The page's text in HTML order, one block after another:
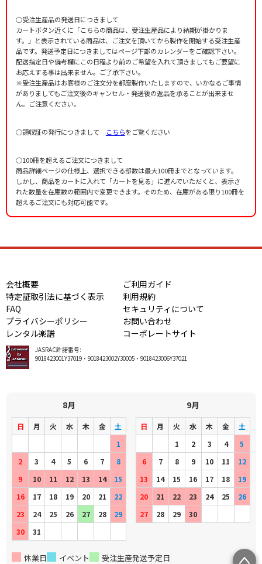
○受注生産品の発送日につきまして
カートボタン近くに「こちらの商品は、受注生産品により納期が掛かりま
す。」と表示されている商品は、ご注文を頂いてから製作を開始する受注生産
品です。発送予定日につきましてはページ下部のカレンダーをご確認下さい。
配送指定日や備考欄にこの日程より前のご希望を入れて頂きましてもご要望に
お応えする事は出来ません。ご了承下さい。
※受注生産品はお客様のご注文分を都度製作いたしますので、いかなるご事情
がありましてもご注文後のキャンセル・発送後の返品を承ることが出来ませ
ん。ご注意ください。
○領収証の発行につきまして こちらをご覧ください
○100冊を超えるご注文につきまして
商品詳細ページの仕様上、選択できる部数は最大100冊までとなっています。
しかし、商品をカートに入れて「カートを見る」に進んでいただくと、表示さ
れた数量を在庫数の範囲内で変更できます。そのため、在庫がある限り100冊を
超えるご注文にも対応可能です。
会社概要
ご利用ガイド
特定証取引法に基づく表示
利用規約
FAQ
セキュリティについて
プライバシーポリシー
お問い合わせ
レンタル楽譜
コーポレートサイト
JASRAC許諾番号:
9018423001Y37019・9018423002Y30005・9018423006Y37021
8月
日 月 火 水 木 金
土
1
2
3 4 5 6 7
8
9
10 11 12 13 14
15
16
17 18 19 20 21
22
23
24 25 26 27 28
29
30
31
9月
日 月 火 水 木 金
土
1
2 3 4
5
6
7 8 9 10 11
12
13
14 15 16 17 18
19
20
21 22 23 24 25
26
27
28 29 30
休業日 イベント 受注生産発送予定日